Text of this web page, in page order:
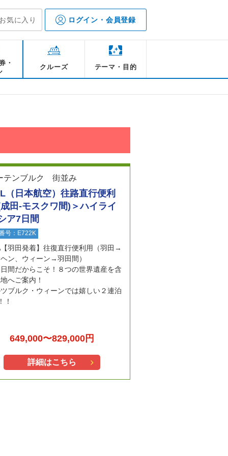
お気に入り ログイン・会員登録
・
クルーズ テーマ・目的
（日本航空）往路直行便利
田-モスクワ間)＞ハイライ
ア7日間
号：E722K
羽田発着】往復直行便利用（羽田→
ン、ウィーン→羽田間）
日間だからこそ！８つの世界遺産を含
へご案内！
ブルク・ウィーンでは嬉しい２連泊
！
649,000〜829,000円
詳細はこちら